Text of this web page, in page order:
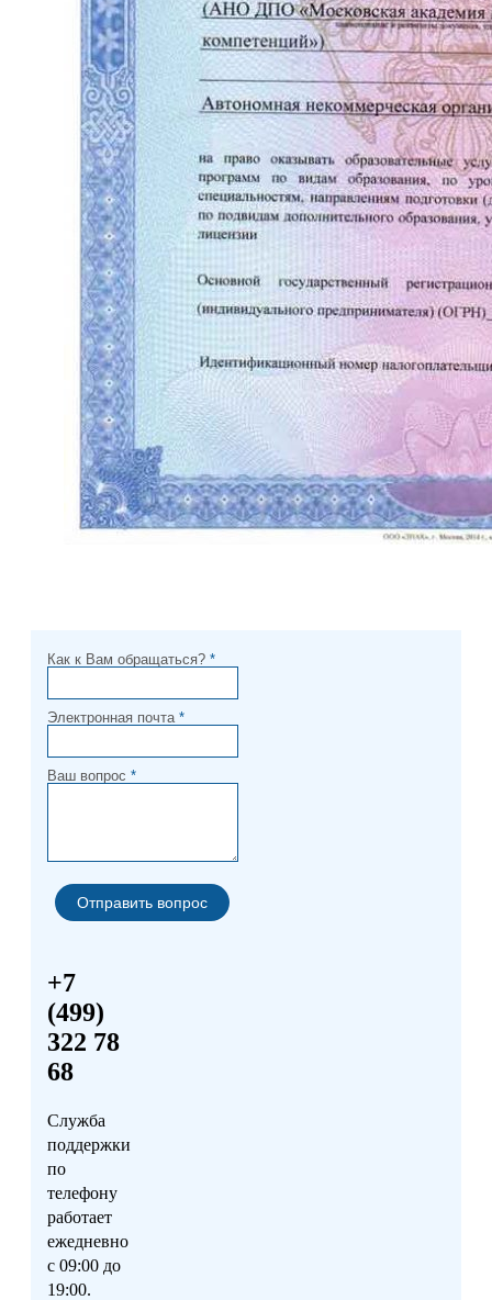
Как к Вам обращаться? *
Электронная почта *
Ваш вопрос *
+7
(499)
322 78
68
Служба
поддержки
по
телефону
работает
ежедневно
с 09:00 до
19:00.